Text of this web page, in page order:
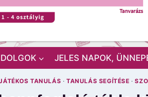
JELES NAPOK,
TANULÁS ·TANULÁS SEGÍTÉSE ·